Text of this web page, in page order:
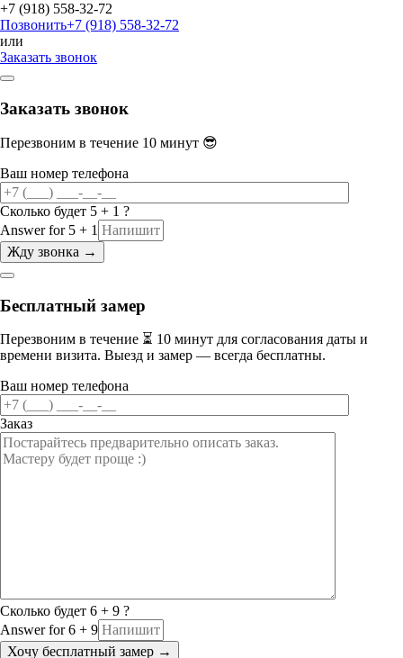
+7 (918) 558-32-72
Позвонить+7 (918) 558-32-72
или
Заказать звонок
Заказать звонок
Перезвоним в течение 10 минут 😎
Ваш номер телефона
Сколько будет 5 + 1 ?
Answer for 5 + 1
Бесплатный замер
Перезвоним в течение ⏳ 10 минут для согласования даты и
времени визита. Выезд и замер — всегда бесплатны.
Ваш номер телефона
Заказ
Сколько будет 6 + 9 ?
Answer for 6 + 9